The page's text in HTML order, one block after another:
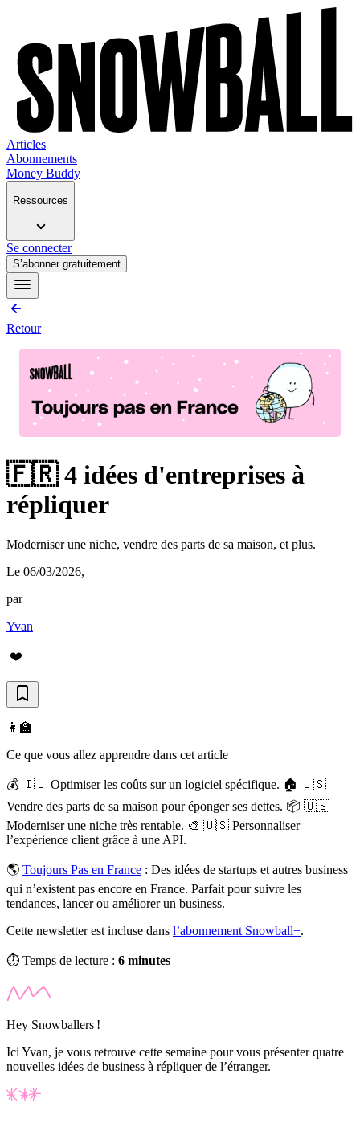
Articles
Abonnements
Money Buddy
Ressources
Se connecter
S’abonner gratuitement
Retour
🇫🇷 4 idées d'entreprises à
répliquer
Moderniser une niche, vendre des parts de sa maison, et plus.
Le 06/03/2026,
par
Yvan
❤️
👩‍🏫
Ce que vous allez apprendre dans cet article
💰 🇮🇱 Optimiser les coûts sur un logiciel spécifique. 🏠 🇺🇸
Vendre des parts de sa maison pour éponger ses dettes. 📦 🇺🇸
Moderniser une niche très rentable. 🎨 🇺🇸 Personnaliser
l’expérience client grâce à une API.
🌎 Toujours Pas en France : Des idées de startups et autres business
qui n’existent pas encore en France. Parfait pour suivre les
tendances, lancer ou améliorer un business.
Cette newsletter est incluse dans l’abonnement Snowball+.
⏱️ Temps de lecture : 6 minutes
Hey Snowballers !
Ici Yvan, je vous retrouve cette semaine pour vous présenter quatre
nouvelles idées de business à répliquer de l’étranger.